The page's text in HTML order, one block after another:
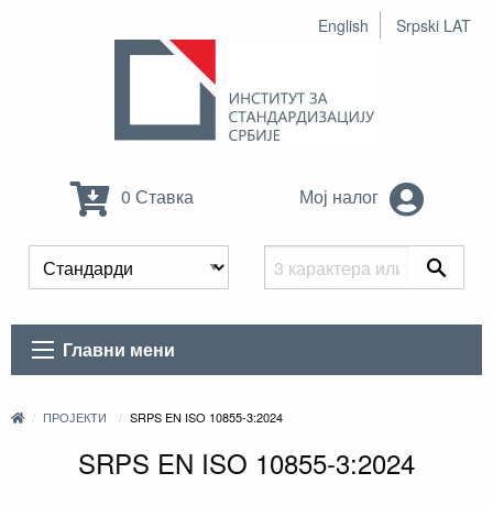
English Srpski LAT
0 Ставка Мој налог
Главни мени
ПРОЈЕКТИ SRPS EN ISO 10855-3:2024
SRPS EN ISO 10855-3:2024